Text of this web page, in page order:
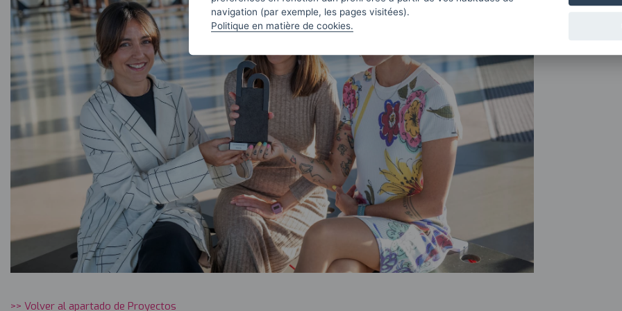
>> Volver al apartado de Proyectos
navigation (par exemple, les pages visitées).
Politique en matière de cookies.